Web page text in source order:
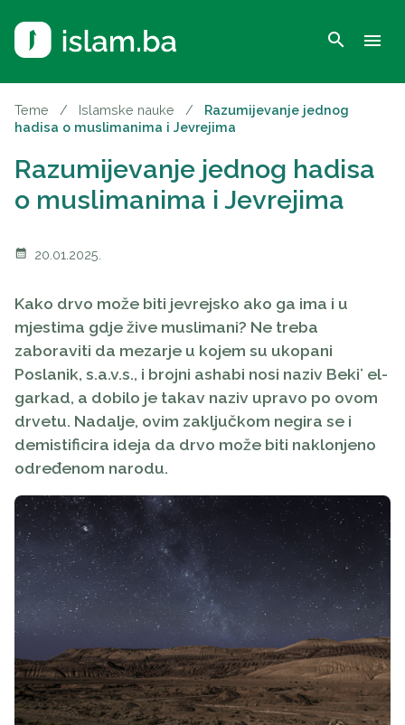
search menu
Teme / Islamske nauke /
Razumijevanje jednog
hadisa o muslimanima i Jevrejima
Razumijevanje jednog hadisa
o muslimanima i Jevrejima
calendar_month 20.01.2025.
Kako drvo može biti jevrejsko ako ga ima i u
mjestima gdje žive muslimani? Ne treba
zaboraviti da mezarje u kojem su ukopani
Poslanik, s.a.v.s., i brojni ashabi nosi naziv Bekiʻ el-
garkad, a dobilo je takav naziv upravo po ovom
drvetu. Nadalje, ovim zaključkom negira se i
demistificira ideja da drvo može biti naklonjeno
određenom narodu.